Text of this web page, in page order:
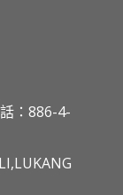
：886-4-